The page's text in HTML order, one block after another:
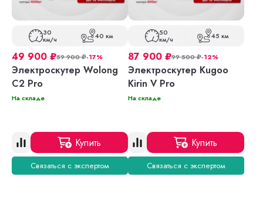
30
км/ч 40 км
49 900 ₽59 900₽-17%
Электроскутер Wolong
C2 Pro
На складе
Купить
Связаться с экспертом
50
км/ч 45 км
87 900 ₽99 500₽-12%
Электроскутер Kugoo
Kirin V Pro
На складе
Купить
Связаться с экспертом